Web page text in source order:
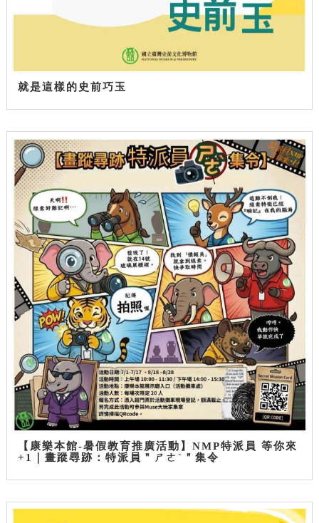
就是這樣的史前巧玉
【康樂本館-暑假教育推廣活動】NMP特派員 等你來
+1｜畫蹤尋跡：特派員＂ㄕㄜˋ＂集令